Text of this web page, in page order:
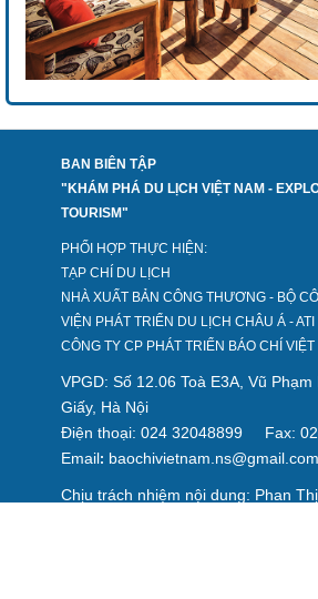
BAN BIÊN TẬP
"KHÁM PHÁ DU LỊCH VIỆT NAM -
TOURISM"
PHỐI HỢP THỰC HIỆN:
TẠP CHÍ DU LỊCH
NHÀ XUẤT BẢN CÔNG THƯƠNG - BỘ
VIỆN PHÁT TRIỂN DU LỊCH CHÂU Á - ATI
CÔNG TY CP PHÁT TRIỂN BÁO CHÍ VIỆT
VPGD: Số 12.06 Toà E3A, Vũ
Giấy, Hà Nội
Điện thoại: 024 32048899
Fax:
Email: baochivietnam.ns@gmail.com
Chịu trách nhiệm nội dung: Phan